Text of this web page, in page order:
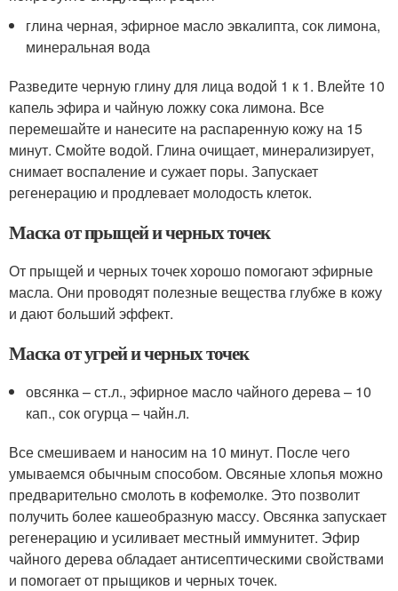
глина черная, эфирное масло эвкалипта, сок лимона,
минеральная вода
Разведите черную глину для лица водой 1 к 1. Влейте 10
капель эфира и чайную ложку сока лимона. Все
перемешайте и нанесите на распаренную кожу на 15
минут. Смойте водой. Глина очищает, минерализирует,
снимает воспаление и сужает поры. Запускает
регенерацию и продлевает молодость клеток.
Маска от прыщей и черных точек
От прыщей и черных точек хорошо помогают эфирные
масла. Они проводят полезные вещества глубже в кожу
и дают больший эффект.
Маска от угрей и черных точек
овсянка – ст.л., эфирное масло чайного дерева – 10
кап., сок огурца – чайн.л.
Все смешиваем и наносим на 10 минут. После чего
умываемся обычным способом. Овсяные хлопья можно
предварительно смолоть в кофемолке. Это позволит
получить более кашеобразную массу. Овсянка запускает
регенерацию и усиливает местный иммунитет. Эфир
чайного дерева обладает антисептическими свойствами
и помогает от прыщиков и черных точек.